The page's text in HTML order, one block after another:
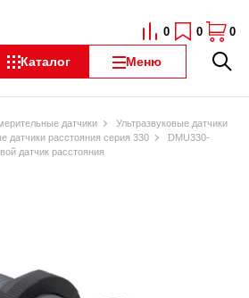
Каталог Меню
0 0 0
датчики
Ультразвуковые датчики
датчики расстояния серия 330
DMU330-
датчик расстояния